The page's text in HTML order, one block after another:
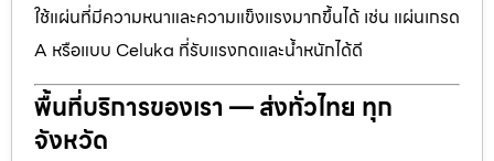
ใช้แผ่นที่มีความหนาและความแข็งแรงมากขึ้นได้ เช่น แผ่นเกรด
A หรือแบบ Celuka ที่รับแรงกดและน้ำหนักได้ดี
พื้นที่บริการของเรา — ส่งทั่วไทย ทุก
จังหวัด